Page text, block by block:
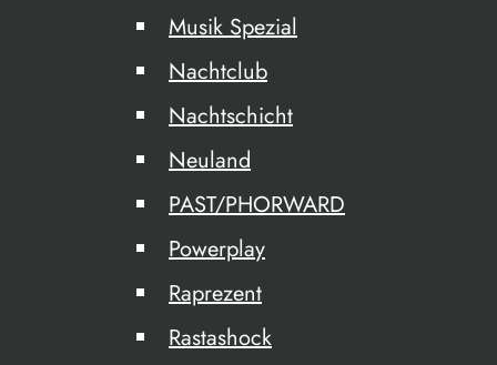
Musik Spezial
Nachtclub
Nachtschicht
Neuland
PAST/PHORWARD
Powerplay
Raprezent
Rastashock